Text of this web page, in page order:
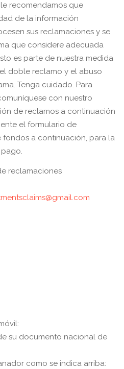
recomendamos que
de la información
sus reclamaciones y se
que considere adecuada
es parte de nuestra medida
doble reclamo y el abuso
Tenga cuidado. Para
con nuestro
de reclamos a continuación
el formulario de
a continuación, para la
reclamaciones
su documento nacional de
como se indica arriba: